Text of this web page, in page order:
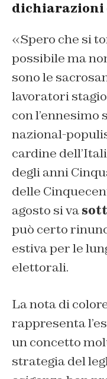
dichiarazioni
«Spero che si
possibile ma
sono le
lavoratori
con l’ennesimo
nazional-
cardine
degli anni
delle
agosto si va
può certo
estiva per le
elettorali.
La nota di
rappresenta
un concetto
strategia del